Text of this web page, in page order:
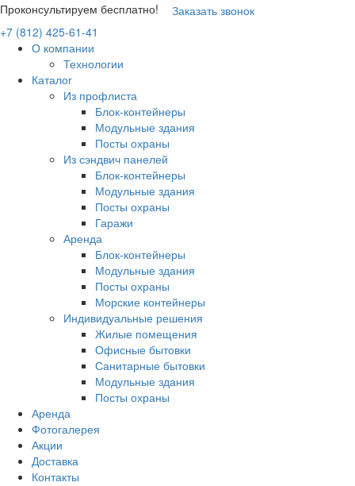
Проконсультируем бесплатно!
Заказать звонок
+7 (812) 425-61-41
О компании
Технологии
Каталог
Из профлиста
Блок-контейнеры
Модульные здания
Посты охраны
Из сэндвич панелей
Блок-контейнеры
Модульные здания
Посты охраны
Гаражи
Аренда
Блок-контейнеры
Модульные здания
Посты охраны
Морские контейнеры
Индивидуальные решения
Жилые помещения
Офисные бытовки
Санитарные бытовки
Модульные здания
Посты охраны
Аренда
Фотогалерея
Акции
Доставка
Контакты